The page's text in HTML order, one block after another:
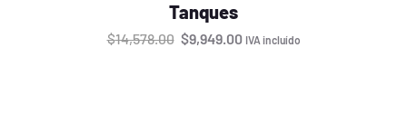
Tanques
$14,578.00 $9,949.00 IVA incluído